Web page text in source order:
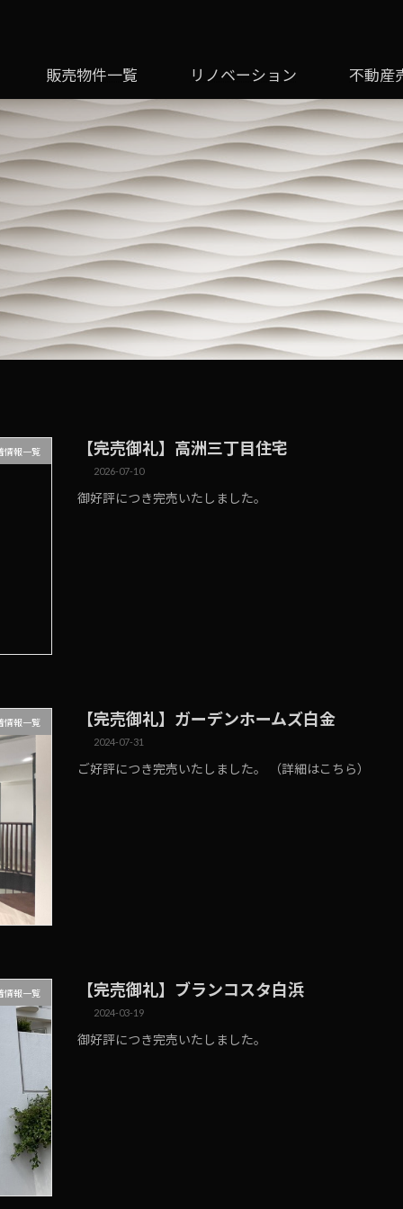
販売物件一覧 リノベーション 不動産
情報一覧 【完売御礼】高洲三丁目住宅
2026-07-10
御好評につき完売いたしました。
情報一覧 【完売御礼】ガーデンホームズ白金
2024-07-31
ご好評につき完売いたしました。 （詳細はこちら）
情報一覧 【完売御礼】ブランコスタ白浜
2024-03-19
御好評につき完売いたしました。